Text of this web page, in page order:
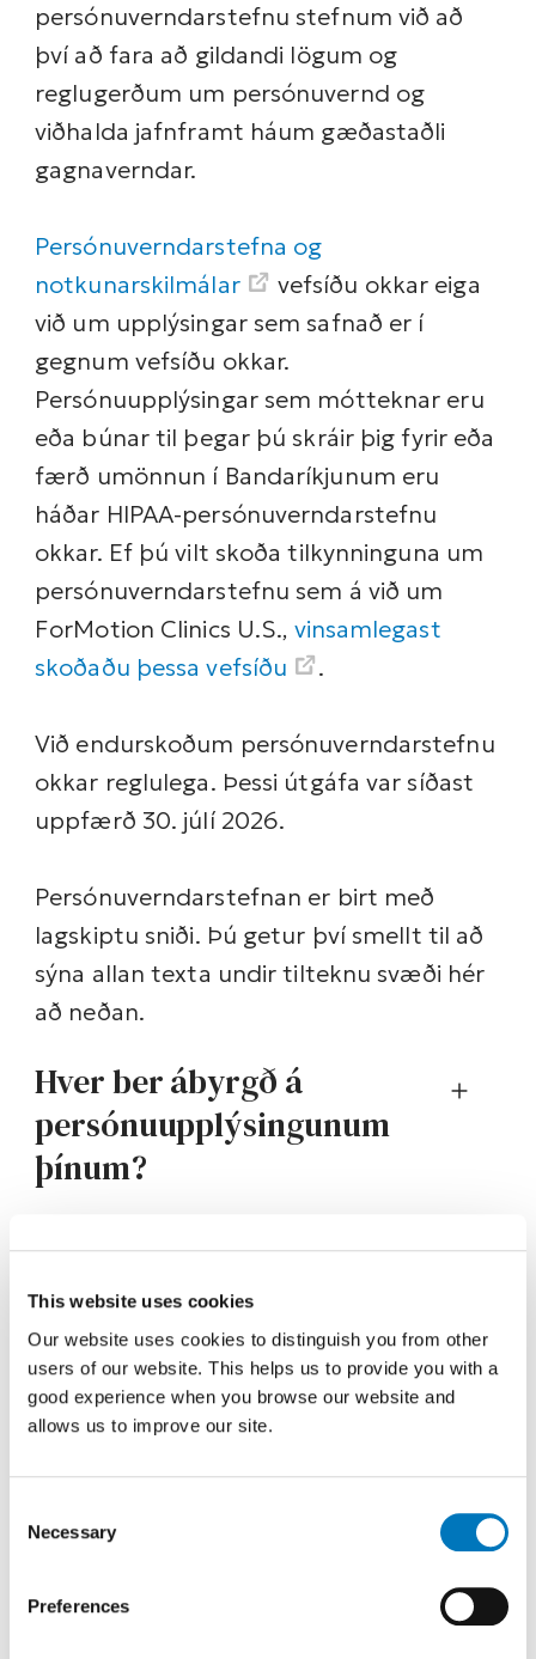
This website uses cookies
Our website uses cookies to distinguish you from other
users of our website. This helps us to provide you with a
good experience when you browse our website and
allows us to improve our site.
Selection
Necessary
Preferences
persónuverndarstefnu stefnum við að
því að fara að gildandi lögum og
reglugerðum um persónuvernd og
viðhalda jafnframt háum gæðastaðli
gagnaverndar.
Persónuverndarstefna og
notkunarskilmálar
vefsíðu okkar eiga
við um upplýsingar sem safnað er í
gegnum vefsíðu okkar.
Persónuupplýsingar sem mótteknar eru
eða búnar til þegar þú skráir þig fyrir eða
færð umönnun í Bandaríkjunum eru
háðar HIPAA-persónuverndarstefnu
okkar. Ef þú vilt skoða tilkynninguna um
persónuverndarstefnu sem á við um
ForMotion Clinics U.S., vinsamlegast
skoðaðu þessa vefsíðu
.
Við endurskoðum persónuverndarstefnu
okkar reglulega. Þessi útgáfa var síðast
uppfærð 30. júlí 2026.
Persónuverndarstefnan er birt með
lagskiptu sniði. Þú getur því smellt til að
sýna allan texta undir tilteknu svæði hér
að neðan.
Hver ber ábyrgð á
persónuupplýsingunum
þínum?
persónuupplýsinga um
þig er safnað?
persónuupplýsingar